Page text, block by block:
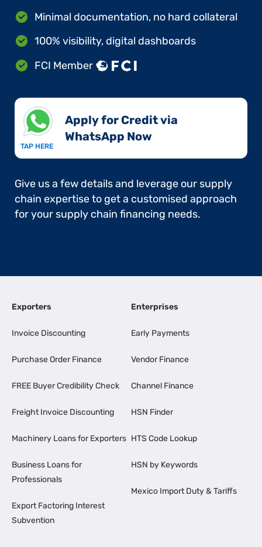
Minimal documentation, no hard collateral
100% visibility, digital dashboards
FCI Member
TAP HERE
Apply for Credit via
WhatsApp Now​
Give us a few details and leverage our supply
chain expertise to get a customised approach
for your supply chain financing needs.
Exporters
Invoice Discounting
Purchase Order Finance
FREE Buyer Credibility Check
Freight Invoice Discounting
Machinery Loans for Exporters
Business Loans for
Professionals
Export Factoring Interest
Subvention
Enterprises
Early Payments
Vendor Finance
Channel Finance
HSN Finder
HTS Code Lookup
HSN by Keywords
Mexico Import Duty & Tariffs